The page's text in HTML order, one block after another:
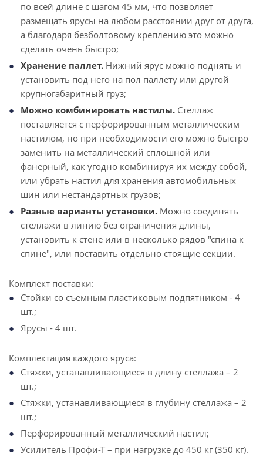
по всей длине с шагом 45 мм, что позволяет
размещать ярусы на любом расстоянии друг от друга,
а благодаря безболтовому креплению это можно
сделать очень быстро;
Хранение паллет. Нижний ярус можно поднять и
установить под него на пол паллету или другой
крупногабаритный груз;
Можно комбинировать настилы. Стеллаж
поставляется с перфорированным металлическим
настилом, но при необходимости его можно быстро
заменить на металлический сплошной или
фанерный, как угодно комбинируя их между собой,
или убрать настил для хранения автомобильных
шин или нестандартных грузов;
Разные варианты установки. Можно соединять
стеллажи в линию без ограничения длины,
установить к стене или в несколько рядов "спина к
спине", или поставить отдельно стоящие секции.
Комплект поставки:
Стойки со съемным пластиковым подпятником - 4
шт.;
Ярусы - 4 шт.
Комплектация каждого яруса:
Стяжки, устанавливающиеся в длину стеллажа – 2
шт.;
Стяжки, устанавливающиеся в глубину стеллажа – 2
шт.;
Перфорированный металлический настил;
Усилитель Профи-Т – при нагрузке до 450 кг (350 кг).